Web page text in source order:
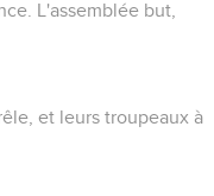
L'assemblée but,
et leurs troupeaux à